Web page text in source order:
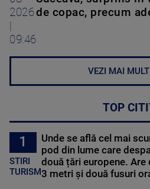
2026
09:46
de copac, precum
VEZI MAI
TOP
1
STIRI
TURISM
Unde se află cel mai
pod din lume care
două țări europene. Are
3 metri și două fusuri